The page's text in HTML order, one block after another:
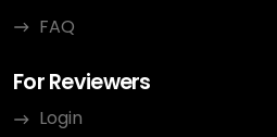
FAQ
For Reviewers
Login